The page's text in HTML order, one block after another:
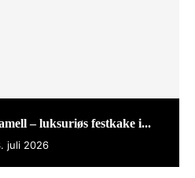
– luksuriøs festkake i...
juli 2026